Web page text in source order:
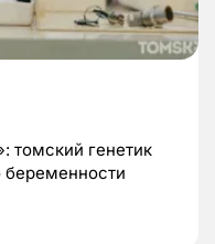
томский генетик
беременности